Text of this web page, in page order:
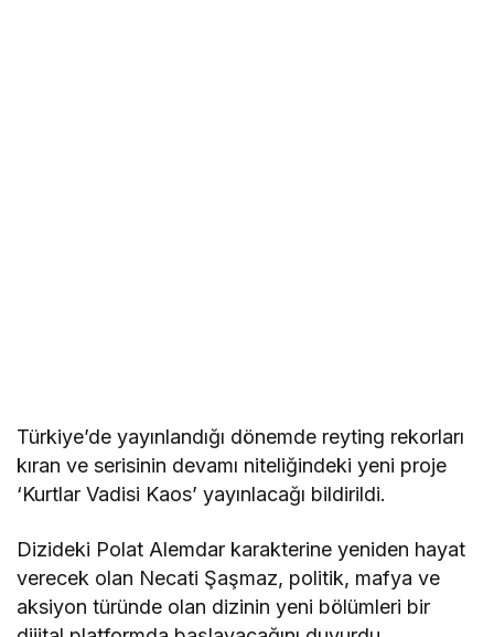
Türkiye’de yayınlandığı dönemde reyting rekorları
kıran ve serisinin devamı niteliğindeki yeni proje
‘Kurtlar Vadisi Kaos’ yayınlacağı bildirildi.
Dizideki Polat Alemdar karakterine yeniden hayat
verecek olan Necati Şaşmaz, politik, mafya ve
aksiyon türünde olan dizinin yeni bölümleri bir